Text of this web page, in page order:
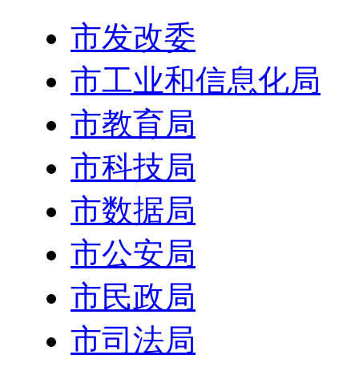
市发改委
市工业和信息化局
市教育局
市科技局
市数据局
市公安局
市民政局
市司法局